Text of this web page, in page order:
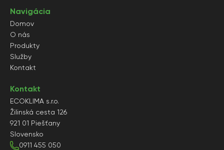
Navigácia
Domov
O nás
Produkty
Služby
Kontakt
Kontakt
ECOKLIMA s.r.o.
Žilinská cesta 126
921 01 Piešťany
Slovensko
0911 455 050